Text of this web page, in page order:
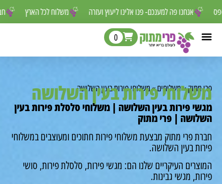
משלוח לכל הארץ אנחנו פה למענכם- פנו אלינו ליעוץ ועזרה לפספס
0
»משלוחים»משלוחי פירות בעין השלושה
פירות בעין השלושה
פירות בעין השלושה | משלוחי סלסלת פירות בעין
| פרי מתוק
פרי מתוק מבצעת משלוחי פירות חתוכים ומעוצבים במשלוחי
בעין השלושה.
העיקריים שלנו הם: מגשי פירות, סלסלת פירות, סושי
מגשי גבינות.